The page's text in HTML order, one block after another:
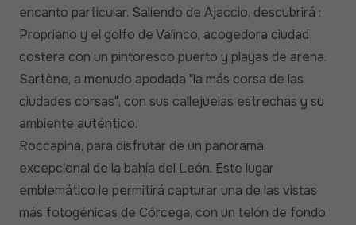
encanto particular. Saliendo de Ajaccio, descubrirá :
Propriano y el golfo de Valinco, acogedora ciudad
costera con un pintoresco puerto y playas de arena.
Sartène, a menudo apodada "la más corsa de las
ciudades corsas", con sus callejuelas estrechas y su
ambiente auténtico.
Roccapina, para disfrutar de un panorama
excepcional de la bahía del León. Este lugar
emblemático le permitirá capturar una de las vistas
más fotogénicas de Córcega, con un telón de fondo